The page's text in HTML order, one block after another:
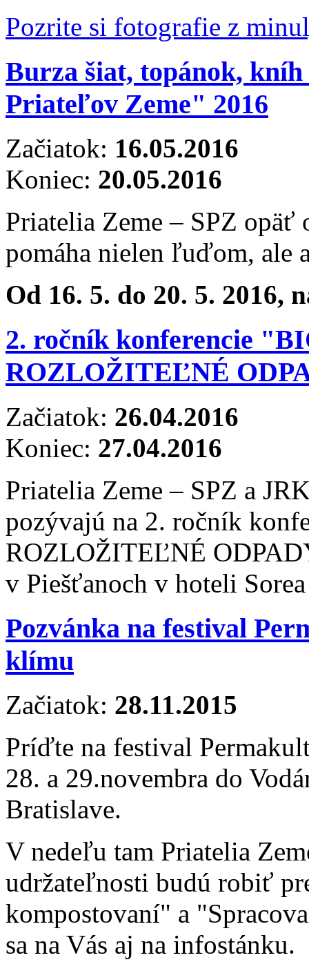
Pozrite si fotografie z
Burza šiat, topánok,
Priateľov Zeme" 2016
Začiatok: 16.05.2016
Koniec: 20.05.2016
Priatelia Zeme – SPZ
pomáha nielen ľuďom, ale
Od 16. 5. do 20. 5. 2016,
2. ročník konferencie
ROZLOŽITEĽNÉ
Začiatok: 26.04.2016
Koniec: 27.04.2016
Priatelia Zeme – SPZ a
pozývajú na 2. ročník
ROZLOŽITEĽNÉ
v Piešťanoch v hoteli
Pozvánka na festival
klímu
Začiatok: 28.11.2015
Príďte na festival
28. a 29.novembra do
Bratislave.
V nedeľu tam Priatelia
udržateľnosti budú robiť
kompostovaní" a
sa na Vás aj na infostánku.